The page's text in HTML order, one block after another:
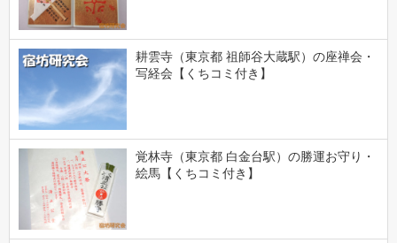
耕雲寺（東京都 祖師谷大蔵駅）の座禅会・
写経会【くちコミ付き】
覚林寺（東京都 白金台駅）の勝運お守り・
絵馬【くちコミ付き】